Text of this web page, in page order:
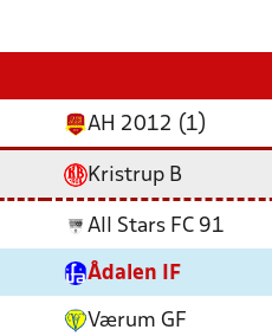
AH 2012 (1)
Kristrup B
All Stars FC 91
Ådalen IF
Værum GF